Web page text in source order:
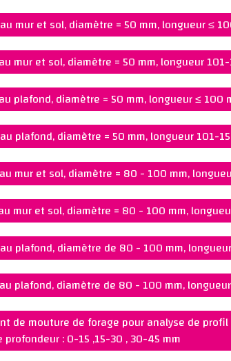
Ajouter au panier
Ajouter au panier
mur et sol, diamètre = 50 mm, longueur ≤
Ajouter au panier
mur et sol, diamètre = 50 mm, longueur
Ajouter au panier
plafond, diamètre = 50 mm, longueur ≤ 100
Ajouter au panier
plafond, diamètre = 50 mm, longueur 101-
Ajouter au panier
mur et sol, diamètre = 80 - 100 mm,
Ajouter au panier
mur et sol, diamètre = 80 - 100 mm,
Ajouter au panier
plafond, diamètre de 80 - 100 mm,
Ajouter au panier
plafond, diamètre de 80 - 100 mm,
Ajouter au panier
de mouture de forage pour analyse de
: 0-15 ,15-30 , 30-45 mm